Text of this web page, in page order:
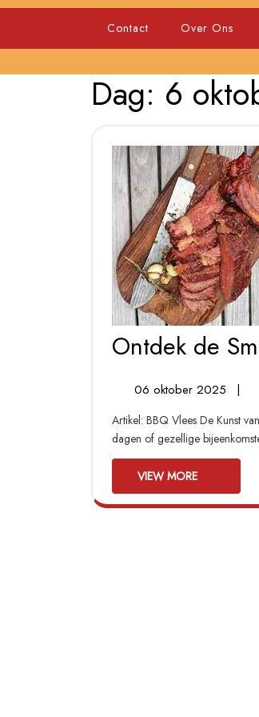
Skip
Contact Over Ons
Dag: 6
Ontdek de
06 oktober 2025
06
2025
|
Artikel: BBQ Vlees De Kunst van BBQ Vlees Barbecueën is een geliefde bezigheid voor velen, vooral tijdens zonnige
dagen of gezellige
VIEW MORE
MORE